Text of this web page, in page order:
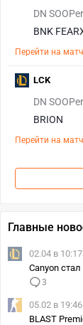
DN
BNK
Перейти на матч
DN
BRION
Перейти на матч
LCK
Главные
02.04 в 10:17
Canyon
3
05.02 в 19:46
BLAST